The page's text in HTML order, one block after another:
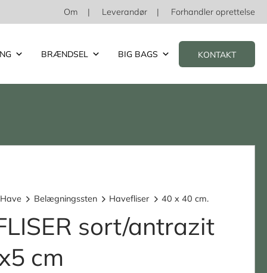
Om Leverandør Forhandler oprettelse
BRÆNDSEL BIG BAGS KONTAKT
Belægningssten Havefliser 40 x 40 cm.
sort/antrazit
cm